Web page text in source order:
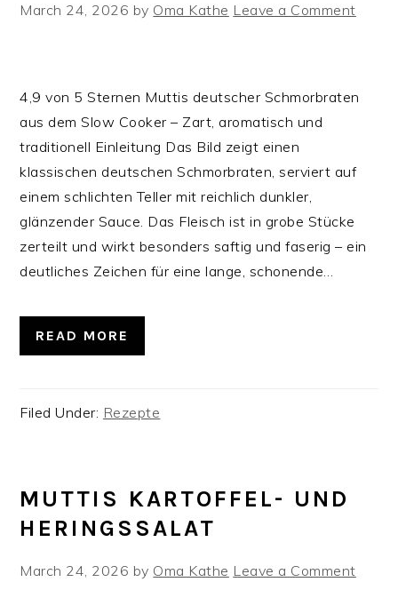
March 24, 2026 by Oma Kathe Leave a Comment
4,9 von 5 Sternen Muttis deutscher Schmorbraten
aus dem Slow Cooker – Zart, aromatisch und
traditionell Einleitung Das Bild zeigt einen
klassischen deutschen Schmorbraten, serviert auf
einem schlichten Teller mit reichlich dunkler,
glänzender Sauce. Das Fleisch ist in grobe Stücke
zerteilt und wirkt besonders saftig und faserig – ein
deutliches Zeichen für eine lange, schonende…
READ MORE
Filed Under: Rezepte
MUTTIS KARTOFFEL- UND
HERINGSSALAT
March 24, 2026 by Oma Kathe Leave a Comment